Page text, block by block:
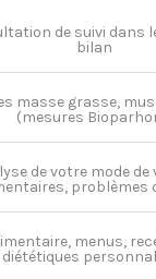
de suivi dans
bilan
masse grasse,
(mesures
de votre mode de
problèmes
menus,
diététiques